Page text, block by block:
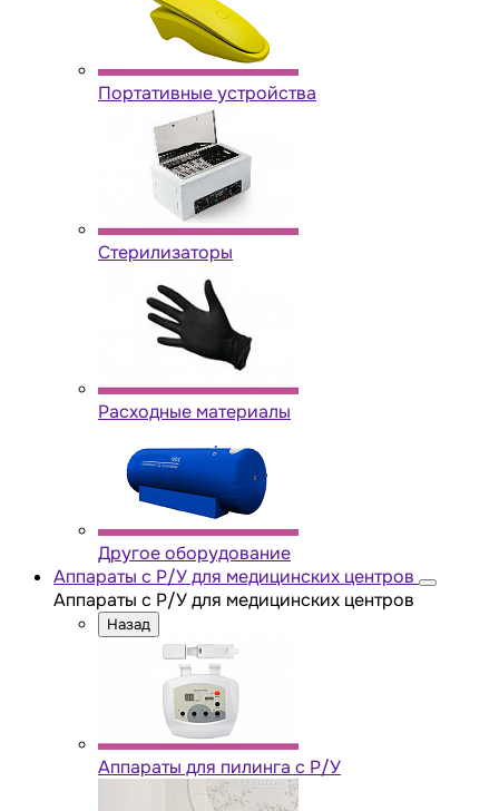
Портативные устройства
Стерилизаторы
Расходные материалы
Другое оборудование
Аппараты с Р/У для медицинских центров
Аппараты с Р/У для медицинских центров
Назад
Аппараты для пилинга с Р/У